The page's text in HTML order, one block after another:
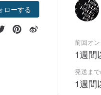
ローする
前回オ
1週間
発送ま
1週間